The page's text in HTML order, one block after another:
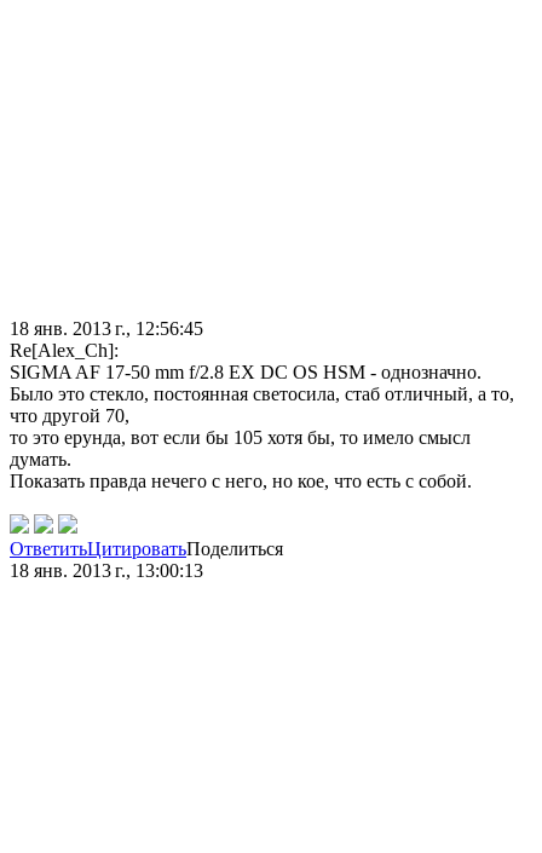
18 янв. 2013 г., 12:56:45
Re[Alex_Ch]:
SIGMA AF 17-50 mm f/2.8 EX DC OS HSM - однозначно.
Было это стекло, постоянная светосила, стаб отличный, а то,
что другой 70,
то это ерунда, вот если бы 105 хотя бы, то имело смысл
думать.
Показать правда нечего с него, но кое, что есть с собой.
ОтветитьЦитироватьПоделиться
18 янв. 2013 г., 13:00:13